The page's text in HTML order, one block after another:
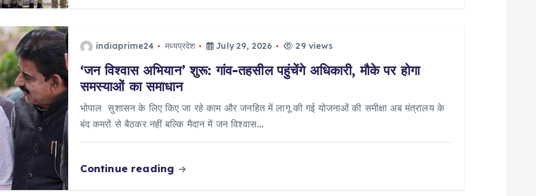
indiaprime24 मध्यप्रदेश July 29, 2026 29 views
‘जन विश्वास अभियान’ शुरू: गांव-तहसील पहुंचेंगे अधिकारी, मौके पर होगा
समस्याओं का समाधान
भोपाल सुशासन के लिए किए जा रहे काम और जनहित में लागू की गई योजनाओं की समीक्षा अब मंत्रालय के
बंद कमरों से बैठकर नहीं बल्कि मैदान में जन विश्वास…
Continue reading